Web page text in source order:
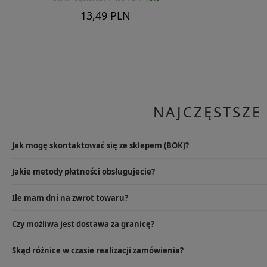
13,49 PLN
Jak mogę skontaktować się ze sklepem (BOK)?
Najlepszym rozwiązaniem będzie wysłanie e-maila na
9.00-17.00, pod numerem +48 533 372 997.
Jakie metody płatności obsługujecie?
W przypadku sklepu stacjonarnego oczywiście kartą lub gotówką,
Ile mam dni na zwrot towaru?
Zwroty zamówień online ustawowo powinny odbywać się do 14 dni,
do 30 dni liczone od dnia zakupu.
Czy możliwa jest dostawa za granicę?
Tak, oferujemy dostawę na terenie całej Unii Europejskiej, korzystamy z
Skąd różnice w czasie realizacji zamówienia?